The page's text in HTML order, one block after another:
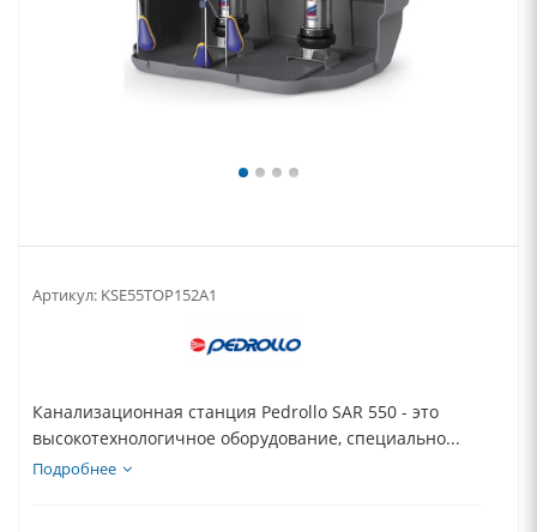
Артикул: KSE55TOP152A1
Канализационная станция Pedrollo SAR 550 - это
высокотехнологичное оборудование, специально...
Подробнее